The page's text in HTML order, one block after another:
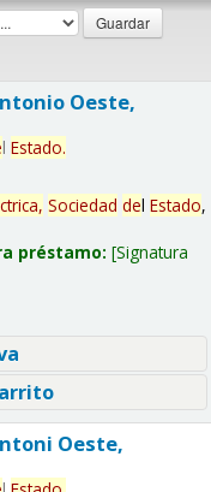
Oeste,
l Estado.
Sociedad del Estado,
préstamo: Signatura
Oeste,